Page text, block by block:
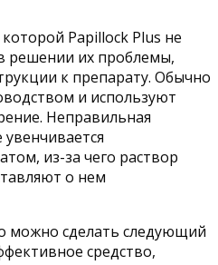
Papillock Plus не
решении их проблемы,
к препарату. Обычно
и используют
Неправильная
увенчивается
из-за чего раствор
о нем
можно сделать следующий
средство,